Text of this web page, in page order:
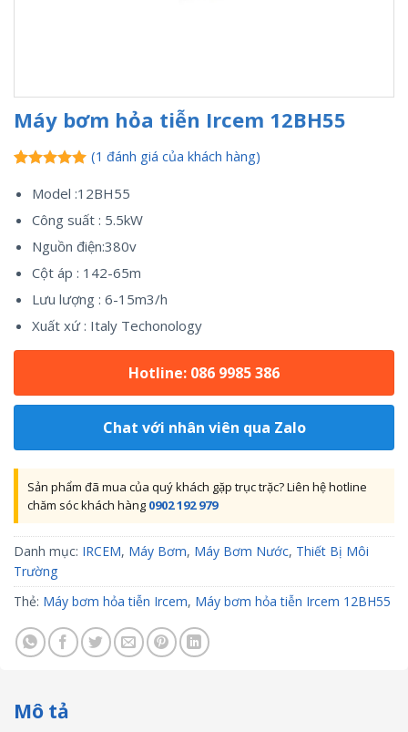
Máy bơm hỏa tiễn Ircem 12BH55
dựa trên
(1 đánh giá của khách hàng)
Model :12BH55
Công suất : 5.5kW
Nguồn điện:380v
Cột áp : 142-65m
Lưu lượng : 6-15m3/h
Xuất xứ : Italy Techonology
Hotline: 086 9985 386
Chat với nhân viên qua Zalo
Sản phẩm đã mua của quý khách gặp trục trặc? Liên hệ hotline
chăm sóc khách hàng 0902 192 979
Danh mục: IRCEM, Máy Bơm, Máy Bơm Nước, Thiết Bị Môi
Trường
Thẻ: Máy bơm hỏa tiễn Ircem, Máy bơm hỏa tiễn Ircem 12BH55
Mô tả